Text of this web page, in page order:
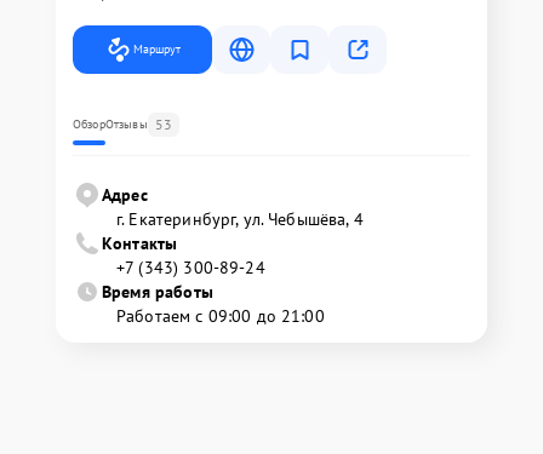
Маршрут
ОбзорОтзывы 53
Адрес
г. Екатеринбург, ул. Чебышёва, 4
Контакты
+7 (343) 300-89-24
Время работы
Работаем с 09:00 до 21:00